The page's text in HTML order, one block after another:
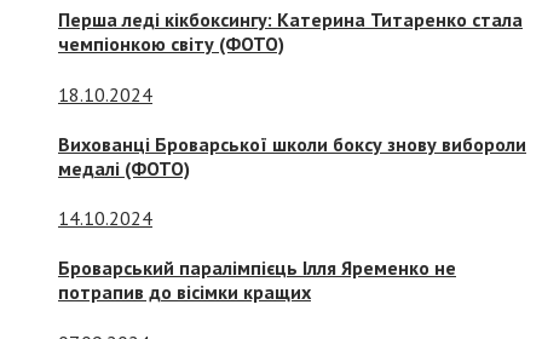
Перша леді кікбоксингу: Катерина Титаренко стала
чемпіонкою світу (ФОТО)
18.10.2024
Вихованці Броварської школи боксу знову вибороли
медалі (ФОТО)
14.10.2024
Броварський паралімпієць Ілля Яременко не
потрапив до вісімки кращих